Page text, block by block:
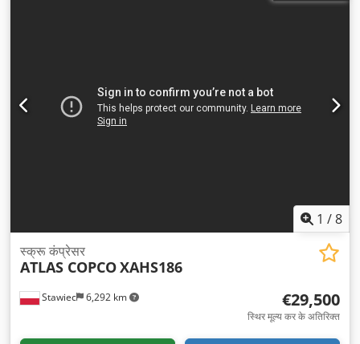
1 /8
Stawiec 6,292 km
स्क्रू कंप्रेसर
ATLAS COPCOXAHS186
€29,500
स्थिर मूल्य कर के अतिरिक्त